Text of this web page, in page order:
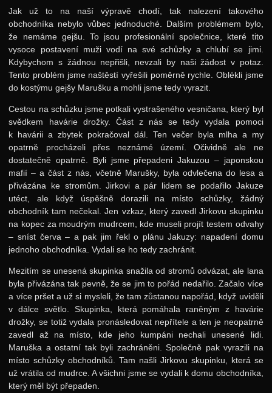
Jak už to na naší výpravě chodí, tak nalezení takového
obchodníka nebylo vůbec jednoduché. Dalším problémem bylo,
že nemáme gejšu. To jsou profesionální společnice, které tito
vysoce postavení muži vodí na své schůzky a chlubí se jimi.
Kdybychom s žádnou nepřišli, nevzali by naši žádost v potaz.
Tento problém jsme naštěstí vyřešili poměrně rychle. Oblékli jsme
do kostýmu gejšy Marušku a mohli jsme tedy vyrazit.
Cestou na schůzku jsme potkali vystrašeného vesničana, který byl
svědkem havárie drožky. Část z nás se tedy vydala pomoci
k havárii a zbytek pokračoval dál. Ten večer byla mlha a my
opatrně procházeli přes neznámé území. Očividně ale ne
dostatečně opatrně. Byli jsme přepadeni Jakuzou – japonskou
mafií – a část z nás, včetně Marušky, byla odvlečena do lesa a
přivázána ke stromům. Jirkovi a pár lidem se podařilo Jakuze
utéct, ale když úspěšně dorazili na místo schůzky, žádný
obchodník tam nečekal. Jen vzkaz, který zavedl Jirkovu skupinku
na kopec za moudrým mudrcem, kde museli projít testem odvahy
– sníst červa – a pak jim řekl o plánu Jakuzy: napadení domu
jednoho obchodníka. Vydali se ho tedy zachránit.
Mezitím se unesená skupinka snažila od stromů odvázat, ale lana
byla přivázána tak pevně, že se jim to pořád nedařilo. Začalo více
a více pršet a už si mysleli, že tam zůstanou napořád, když uviděli
v dálce světlo. Skupinka, která pomáhala raněným z havárie
drožky, se totiž vydala pronásledovat nepřítele a ten je neopatrně
zavedl až na místo, kde jeho kumpáni nechali unesené lidi.
Maruška a ostatní tak byli zachráněni. Společně pak vyrazili na
místo schůzky obchodníků. Tam našli Jirkovu skupinku, která se
už vrátila od mudrce. A všichni jsme se vydali k domu obchodníka,
který měl být přepaden.